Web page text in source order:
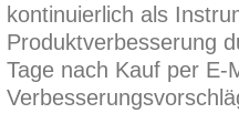
kontinuierlich als
Produktverbesserung
Tage nach Kauf per E-